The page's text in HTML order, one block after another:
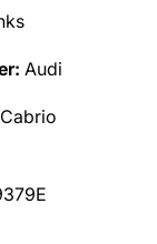
Audi